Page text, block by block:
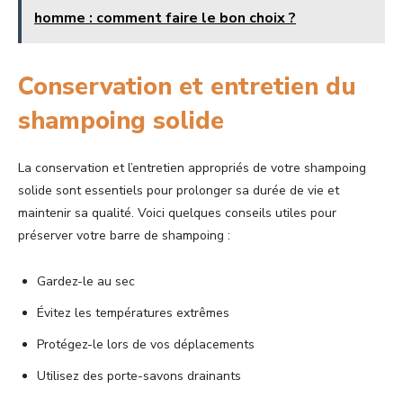
homme : comment faire le bon choix ?
Conservation et entretien du
shampoing solide
La conservation et l’entretien appropriés de votre shampoing
solide sont essentiels pour prolonger sa durée de vie et
maintenir sa qualité. Voici quelques conseils utiles pour
préserver votre barre de shampoing :
Gardez-le au sec
Évitez les températures extrêmes
Protégez-le lors de vos déplacements
Utilisez des porte-savons drainants